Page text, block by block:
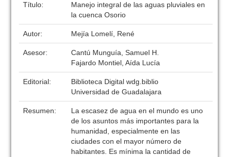
Título:
Manejo integral de las aguas pluviales en
la cuenca Osorio
Autor: Mejía Lomelí, René
Asesor:
Cantú Munguía, Samuel H.
Fajardo Montiel, Aída Lucía
Editorial:
Biblioteca Digital wdg.biblio
Universidad de Guadalajara
Resumen:
La escasez de agua en el mundo es uno
de los asuntos más importantes para la
humanidad, especialmente en las
ciudades con el mayor número de
habitantes. Es mínima la cantidad de